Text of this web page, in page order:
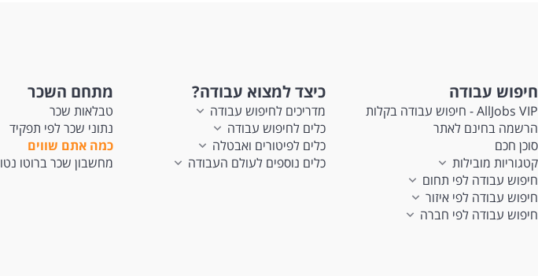
חיפוש עבודה
AllJobs VIP - חיפוש עבודה בקלות
הרשמה בחינם לאתר
סוכן חכם
קטגוריות מובילות
חיפוש עבודה לפי תחום
חיפוש עבודה לפי איזור
חיפוש עבודה לפי חברה
כיצד למצוא עבודה?
מדריכים לחיפוש עבודה
כלים לחיפוש עבודה
כלים לפיטורים ואבטלה
כלים נוספים לעולם העבודה
מתחם השכר
טבלאות שכר
נתוני שכר לפי תפקיד
כמה אתם שווים
מחשבון שכר ברוטו נטו